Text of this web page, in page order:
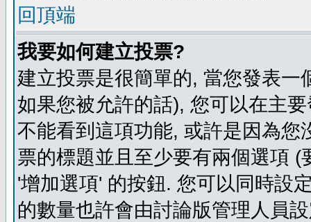
回頂端
我要如何建立投票?
建立投票是很簡單的, 當您發表
如果您被允許的話), 您可以在主
不能看到這項功能, 或許是因為
票的標題並且至少要有兩個選項
'增加選項' 的按鈕. 您可以同時設
的數量也許會由討論版管理人員